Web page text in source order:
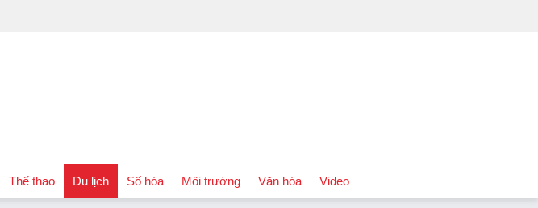
Thể thao Du lịch Số hóa Môi trường Văn hóa Video